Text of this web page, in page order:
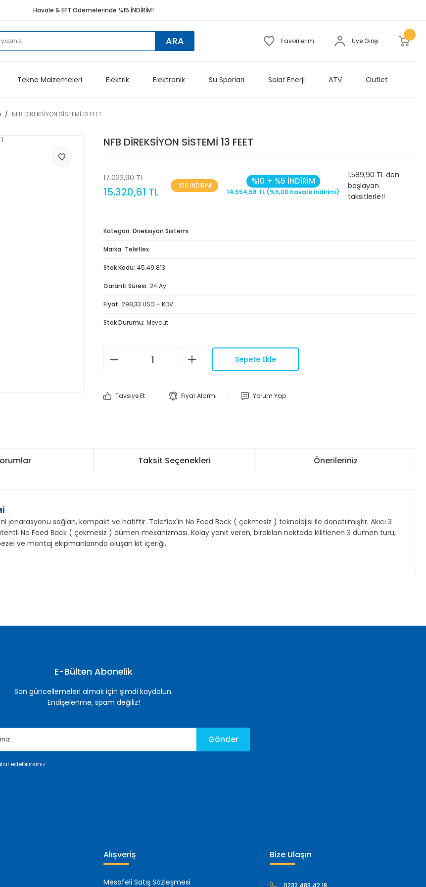
Havale & EFT Ödemelerinde %15 İNDİRİM!
ARA Favorilerim Üye Girişi
Tekne Malzemeleri Elektrik Elektronik Su Sporları Solar Enerji ATV Outlet
NFB DİREKSİYON SİSTEMİ 13 FEET
NFB DİREKSİYON SİSTEMİ 13 FEET
17.022,90 TL
15.320,61 TL %10 İNDİRİM %10 + %5 İNDİRİM
14.554,58 TL (%5,00 havale indirimi)
1.589,90 TL den
başlayan
taksitlerle!!
Kategori Direksiyon Sistemi
Marka Teleflex
Stok Kodu 45.49.813
Garanti Süresi 24 Ay
Fiyat 298,33 USD + KDV
Stok Durumu Mevcut
Sepete Ekle
Tavsiye Et Fiyar Alarmı Yorum Yap
Taksit Seçenekleri Önerileriniz
sağlan, kompakt ve hafiftir. Teleflex'in No Feed Back ( çekmesiz ) teknolojisi ile donatılmıştır. Akıcı 3
No Feed Back ( çekmesiz ) dümen mekanizması. Kolay yanıt veren, bırakılan noktada kilitlenen 3 dümen turu,
ve montaj ekipmanlarında oluşan kit içeriği.
E-Bülten Abonelik
Son güncellemeleri almak için şimdi kaydolun.
Endişelenme, spam değiliz!
Gönder
edebilirsiniz.
Alışveriş
Mesafeli Satış Sözleşmesi
Bize Ulaşın
0232 483 42 18